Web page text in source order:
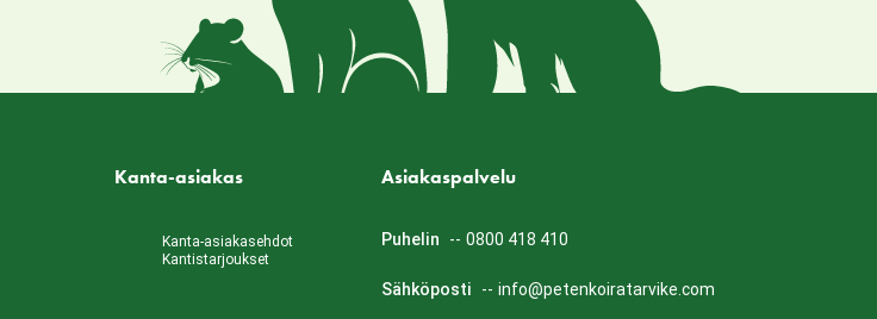
Kanta-asiakas
Kanta-asiakasehdot
Kantistarjoukset
Asiakaspalvelu
Puhelin -- 0800 418 410
Sähköposti -- info@petenkoiratarvike.com